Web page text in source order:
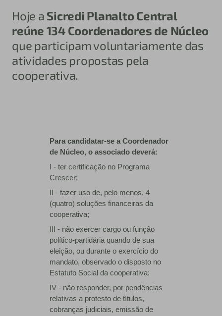
Hoje a Sicredi Planalto Central
reúne 134 Coordenadores de Núcleo
que participam voluntariamente das
atividades propostas pela
cooperativa.
Para candidatar-se a Coordenador
de Núcleo, o associado deverá:
I - ter certificação no Programa
Crescer;
II - fazer uso de, pelo menos, 4
(quatro) soluções financeiras da
cooperativa;
III - não exercer cargo ou função
político-partidária quando de sua
eleição, ou durante o exercício do
mandato, observado o disposto no
Estatuto Social da cooperativa;
IV - não responder, por pendências
relativas a protesto de títulos,
cobranças judiciais, emissão de